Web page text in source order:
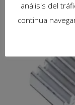
análisis del
continua